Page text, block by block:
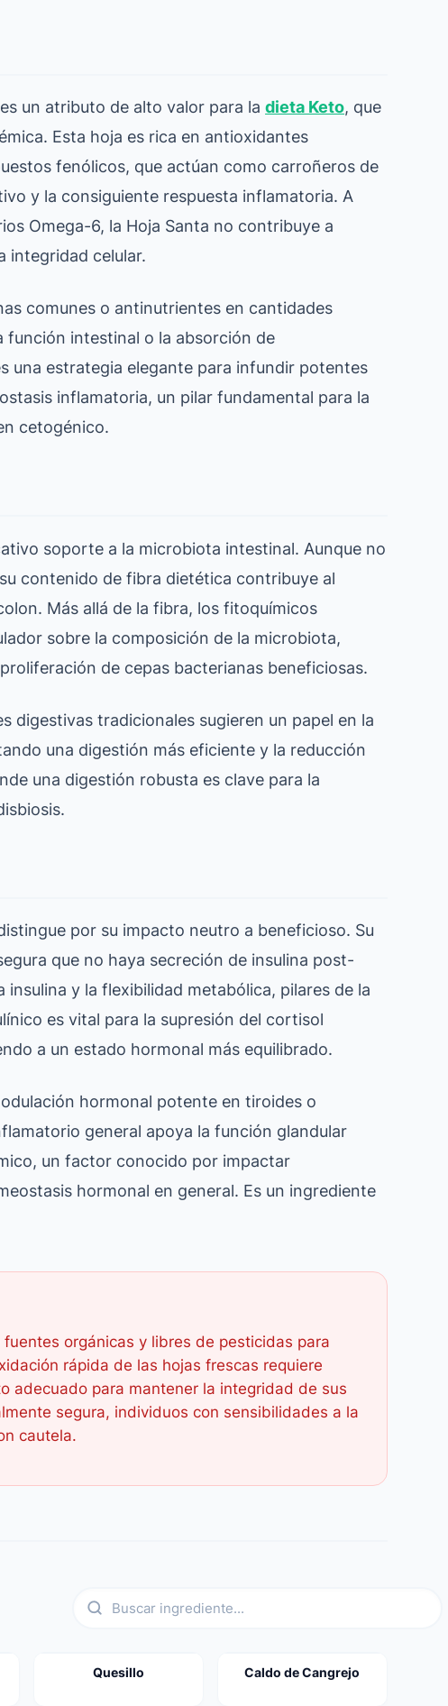
un atributo de alto valor para ladieta Keto, que
Esta hoja es rica en antioxidantes
fenólicos, que actúan como carroñeros de
y la consiguiente respuesta inflamatoria. A
Omega-6, la Hoja Santa no contribuye a
integridad celular.
comunes o antinutrientes en cantidades
intestinal o la absorción de
una estrategia elegante para infundir potentes
inflamatoria, un pilar fundamental para la
cetogénico.
soporte a la microbiota intestinal. Aunque no
contenido de fibra dietética contribuye al
Más allá de la fibra, los fitoquímicos
sobre la composición de la microbiota,
de cepas bacterianas beneficiosas.
digestivas tradicionales sugieren un papel en la
una digestión más eficiente y la reducción
una digestión robusta es clave para la
por su impacto neutro a beneficioso. Su
que no haya secreción de insulina post-
y la flexibilidad metabólica, pilares de la
es vital para la supresión del cortisol
a un estado hormonal más equilibrado.
hormonal potente en tiroides o
general apoya la función glandular
un factor conocido por impactar
hormonal en general. Es un ingrediente
orgánicas y libres de pesticidas para
rápida de las hojas frescas requiere
adecuado para mantener la integridad de sus
segura, individuos con sensibilidades a la
cautela.
Quesillo Caldo de Cangrejo